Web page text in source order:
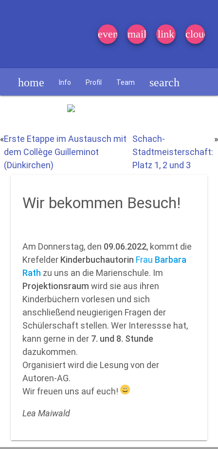
event_note
mail link cloud
home Info Profil Team search
«Erste Etappe im Austausch mit
dem Collège Guilleminot
(Dünkirchen)
Schach-
Stadtmeisterschaft:
Platz 1, 2 und 3
»
Wir bekommen Besuch!
Am Donnerstag, den 09.06.2022, kommt die
Krefelder Kinderbuchautorin Frau Barbara
Rath zu uns an die Marienschule. Im
Projektionsraum wird sie aus ihren
Kinderbüchern vorlesen und sich
anschließend neugierigen Fragen der
Schülerschaft stellen. Wer Interessse hat,
kann gerne in der 7. und 8. Stunde
dazukommen.
Organisiert wird die Lesung von der
Autoren-AG.
Wir freuen uns auf euch!
Lea Maiwald